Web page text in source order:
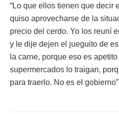
“Lo que ellos tienen que decir
quiso aprovecharse de la
precio del cerdo. Yo los reuní
y le dije dejen el jueguito de
la carne, porque eso es
supermercados lo traigan,
para traerlo. No es el